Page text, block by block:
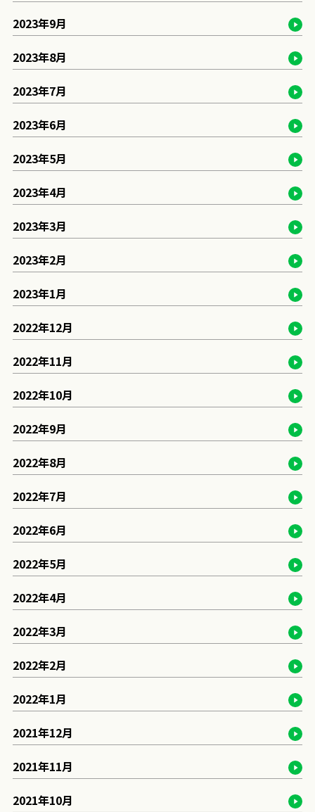
2023年9月
2023年8月
2023年7月
2023年6月
2023年5月
2023年4月
2023年3月
2023年2月
2023年1月
2022年12月
2022年11月
2022年10月
2022年9月
2022年8月
2022年7月
2022年6月
2022年5月
2022年4月
2022年3月
2022年2月
2022年1月
2021年12月
2021年11月
2021年10月